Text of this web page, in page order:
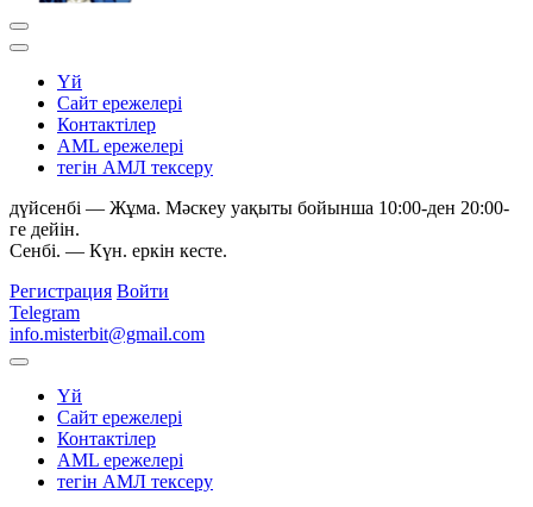
Yй
Сайт ережелері
Контактілер
AML ережелері
тегін АМЛ тексеру
дүйсенбі — Жұма. Мәскеу уақыты бойынша 10:00-ден 20:00-
ге дейін.
Сенбі. — Күн. еркін кесте.
Регистрация Войти
Telegram
info.misterbit@gmail.com
Yй
Сайт ережелері
Контактілер
AML ережелері
тегін АМЛ тексеру